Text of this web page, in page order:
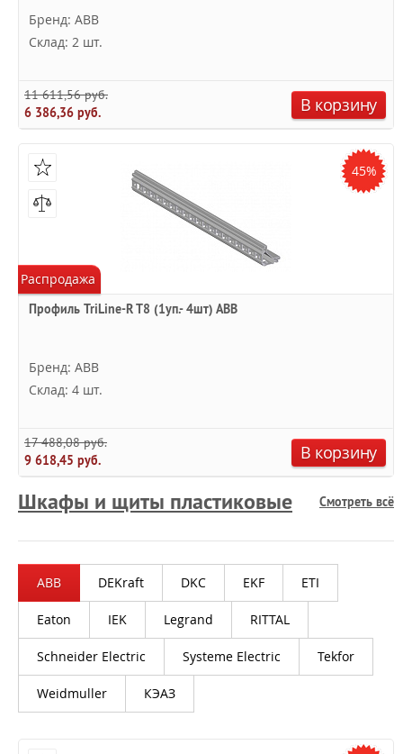
Бренд: ABB
Склад: 2 шт.
11 611,56 руб.
6 386,36 руб.
В корзину
45%
Распродажа
Профиль TriLine-R T8 (1уп.- 4шт) ABB
Бренд: ABB
Склад: 4 шт.
17 488,08 руб.
9 618,45 руб.
В корзину
Шкафы и щиты пластиковые Смотреть всё
ABB DEKraft DKC EKF ETI
Eaton IEK Legrand RITTAL
Schneider Electric Systeme Electric Tekfor
Weidmuller КЭАЗ